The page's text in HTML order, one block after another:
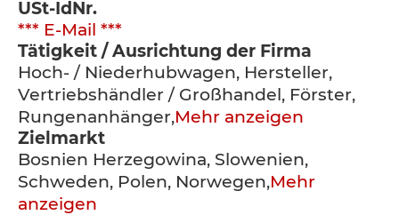
USt-IdNr.
*** E-Mail ***
Tätigkeit / Ausrichtung der Firma
Hoch- / Niederhubwagen, Hersteller,
Vertriebshändler / Großhandel, Förster,
Rungenanhänger,Mehr anzeigen
Zielmarkt
Bosnien Herzegowina, Slowenien,
Schweden, Polen, Norwegen,Mehr
anzeigen